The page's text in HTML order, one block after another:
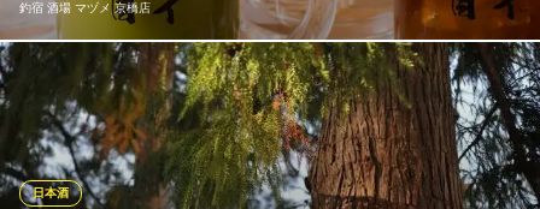
京橋 炉端焼 ロバ
旬鮮魚を楽しむ炉端バル
ＪＲ京橋駅 徒歩1分
大阪府大阪市都島区東野田町3-5-10
釣宿 酒場 マヅメ 京橋店
1杯目通常価格！2杯目319円！3杯目以降209円！∞！！『ジムビ
ームハイボール』、『酒場のレモンサワー』、『ウーロンハイ』
が対象！ 飲めば飲むほどに安くなるなんて・・・呑兵衛に優しす
ぎ・・！！ 限界突破するまでじゃんじゃんお替りくださいませ♪
♪！
日本酒